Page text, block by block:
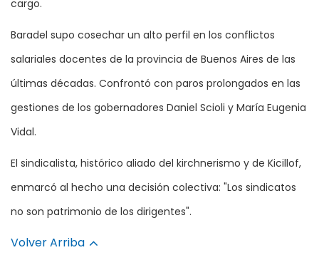
cargo.
Baradel supo cosechar un alto perfil en los conflictos
salariales docentes de la provincia de Buenos Aires de las
últimas décadas. Confrontó con paros prolongados en las
gestiones de los gobernadores Daniel Scioli y María Eugenia
Vidal.
El sindicalista, histórico aliado del kirchnerismo y de Kicillof,
enmarcó al hecho una decisión colectiva: "Los sindicatos
no son patrimonio de los dirigentes".
Volver Arriba